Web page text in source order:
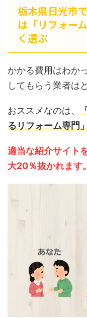
栃木県日光市
は「リフォー
く選ぶ
かかる費用はわか
してもらう業者は
おススメなのは、
るリフォーム専門
適当な紹介サイト
大20％抜かれます。